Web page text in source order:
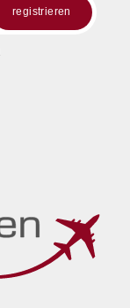
registrieren